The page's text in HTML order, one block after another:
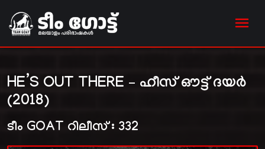
HE’S OUT THERE – ഹീസ് ഔട്ട്‌ ദയർ
(2018)
ടീം GOAT റിലീസ് : 332